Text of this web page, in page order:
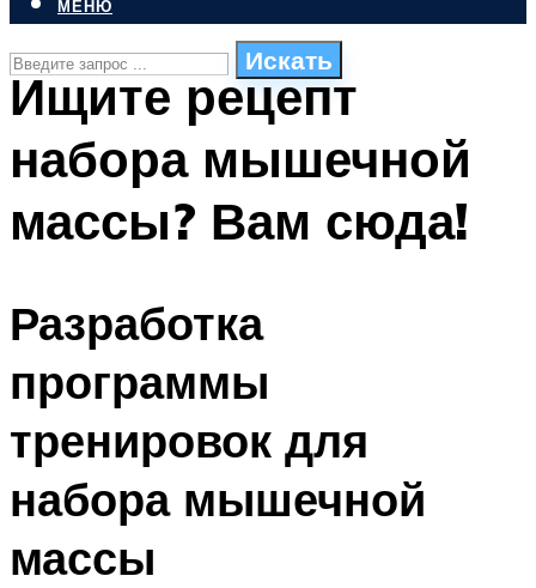
Искать
СТИЛИ ПЛАВАНЬЯ
ПЛАВАНЬЕ ДЛЯ ДЕТЕЙ
БАССЕЙН ДЛЯ ДОМА
МЕНЮ
МЕНЮ
Ищите рецепт
набора мышечной
массы? Вам сюда!
Разработка
программы
тренировок для
набора мышечной
массы